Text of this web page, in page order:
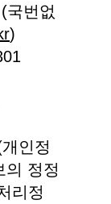
국번없
)
인정
의 정정
리정